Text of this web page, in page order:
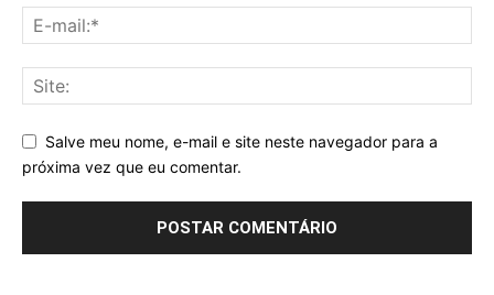
Salve meu nome, e-mail e site neste navegador para a
próxima vez que eu comentar.